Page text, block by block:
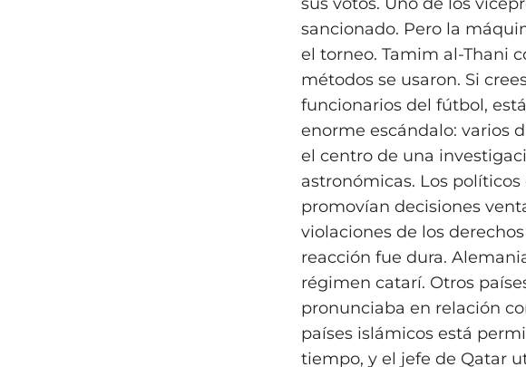
sancionado. Pero la
el torneo. Tamim al‑Thani
métodos se usaron. Si
funcionarios del fútbol,
enorme escándalo: varios
el centro de una
astronómicas. Los
promovían decisiones
violaciones de los
reacción fue dura.
régimen catarí. Otros
pronunciaba en relación
países islámicos está
tiempo, y el jefe de Qatar